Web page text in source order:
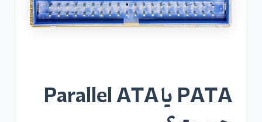
PATA یا Parallel ATA